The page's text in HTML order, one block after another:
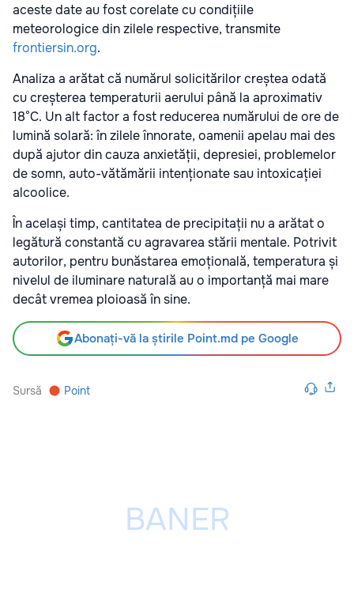
aceste date au fost corelate cu condițiile
meteorologice din zilele respective, transmite
frontiersin.org.
Analiza a arătat că numărul solicitărilor creștea odată
cu creșterea temperaturii aerului până la aproximativ
18°C. Un alt factor a fost reducerea numărului de ore de
lumină solară: în zilele înnorate, oamenii apelau mai des
după ajutor din cauza anxietății, depresiei, problemelor
de somn, auto-vătămării intenționate sau intoxicației
alcoolice.
În același timp, cantitatea de precipitații nu a arătat o
legătură constantă cu agravarea stării mentale. Potrivit
autorilor, pentru bunăstarea emoțională, temperatura și
nivelul de iluminare naturală au o importanță mai mare
decât vremea ploioasă în sine.
Abonați-vă la știrile Point.md pe Google
Sursă Point